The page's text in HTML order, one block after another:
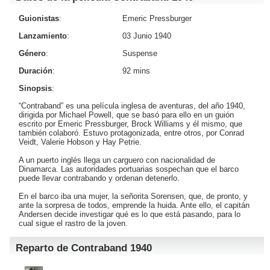
Guionistas:
Emeric Pressburger
Lanzamiento:
03 Junio 1940
Género:
Suspense
Duración:
92 mins
Sinopsis:
“Contraband” es una película inglesa de aventuras, del año 1940,
dirigida por Michael Powell, que se basó para ello en un guión
escrito por Emeric Pressburger, Brock Williams y él mismo, que
también colaboró. Estuvo protagonizada, entre otros, por Conrad
Veidt, Valerie Hobson y Hay Petrie.
A un puerto inglés llega un carguero con nacionalidad de
Dinamarca. Las autoridades portuarias sospechan que el barco
puede llevar contrabando y ordenan detenerlo.
En el barco iba una mujer, la señorita Sorensen, que, de pronto, y
ante la sorpresa de todos, emprende la huida. Ante ello, el capitán
Andersen decide investigar qué es lo que está pasando, para lo
cual sigue el rastro de la joven.
Reparto de Contraband 1940